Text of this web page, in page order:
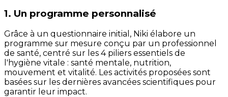
1. Un programme personnalisé
Grâce à un questionnaire initial, Niki élabore un
programme sur mesure conçu par un professionnel
de santé, centré sur les 4 piliers essentiels de
l'hygiène vitale : santé mentale, nutrition,
mouvement et vitalité. Les activités proposées sont
basées sur les dernières avancées scientifiques pour
garantir leur impact.